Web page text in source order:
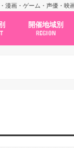
漫画・ゲーム・声優・映
開催地域別
REGION